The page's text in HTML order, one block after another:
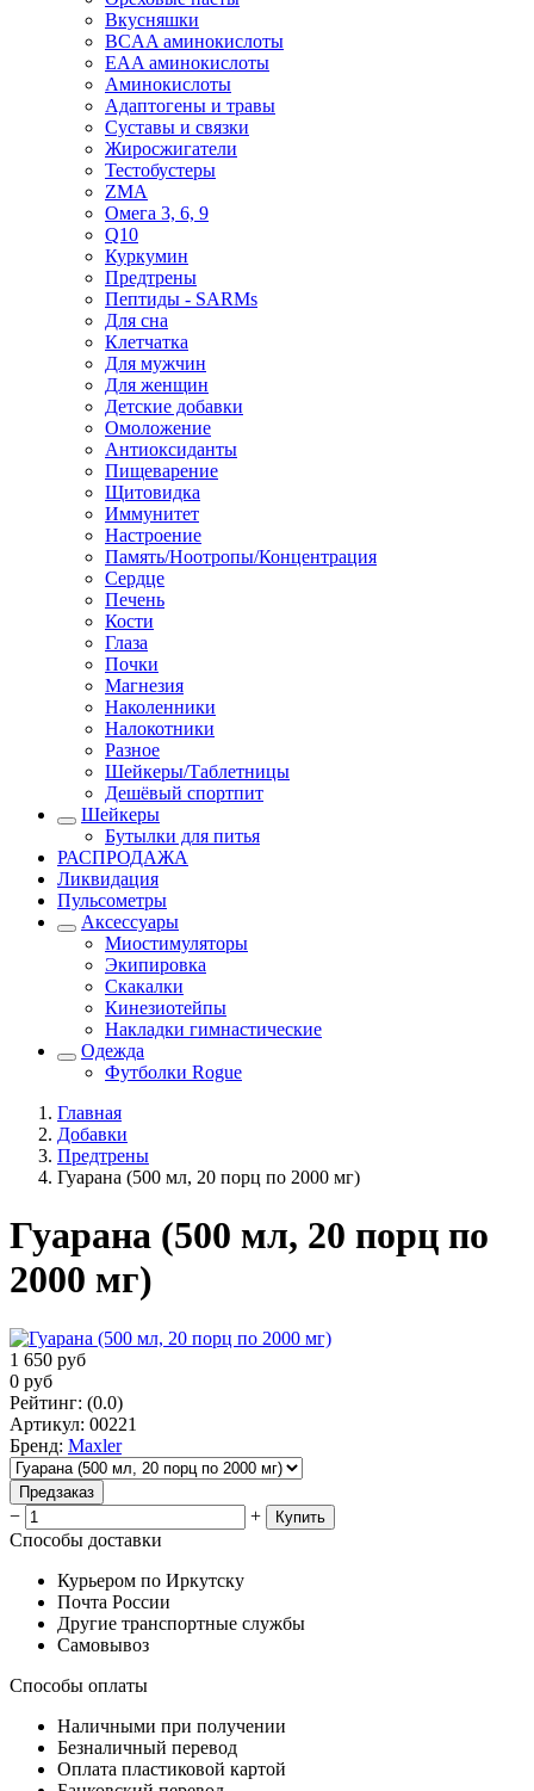
Вкусняшки
BCAA аминокислоты
EAA аминокислоты
Аминокислоты
Адаптогены и травы
Суставы и связки
Жиросжигатели
Тестобустеры
ZMA
Омега 3, 6, 9
Q10
Куркумин
Предтрены
Пептиды - SARMs
Для сна
Клетчатка
Для мужчин
Для женщин
Детские добавки
Омоложение
Антиоксиданты
Пищеварение
Щитовидка
Иммунитет
Настроение
Память/Ноотропы/Концентрация
Сердце
Печень
Кости
Глаза
Почки
Магнезия
Наколенники
Налокотники
Разное
Шейкеры/Таблетницы
Дешёвый спортпит
Шейкеры
Бутылки для питья
РАСПРОДАЖА
Ликвидация
Пульсометры
Аксессуары
Миостимуляторы
Экипировка
Скакалки
Кинезиотейпы
Накладки гимнастические
Одежда
Футболки Rogue
Главная
Добавки
Предтрены
Гуарана (500 мл, 20 порц по 2000 мг)
Гуарана (500 мл, 20 порц по
2000 мг)
1 650 руб
0 руб
Рейтинг: (0.0)
Артикул: 00221
Бренд: Maxler
Предзаказ
− + Купить
Способы доставки
Курьером по Иркутску
Почта России
Другие транспортные службы
Самовывоз
Способы оплаты
Наличными при получении
Безналичный перевод
Оплата пластиковой картой